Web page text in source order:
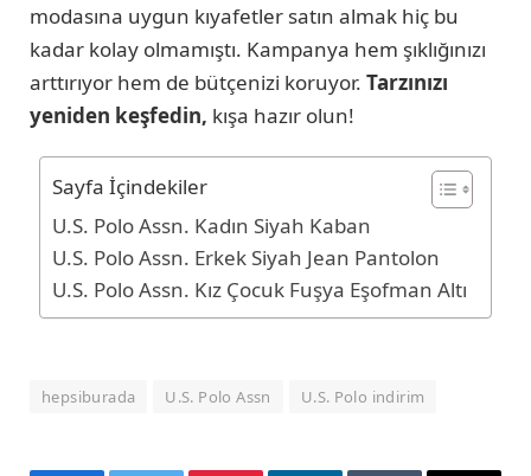
modasına uygun kıyafetler satın almak hiç bu
kadar kolay olmamıştı. Kampanya hem şıklığınızı
arttırıyor hem de bütçenizi koruyor. Tarzınızı
yeniden keşfedin, kışa hazır olun!
Sayfa İçindekiler
U.S. Polo Assn. Kadın Siyah Kaban
U.S. Polo Assn. Erkek Siyah Jean Pantolon
U.S. Polo Assn. Kız Çocuk Fuşya Eşofman Altı
hepsiburada U.S. Polo Assn U.S. Polo indirim